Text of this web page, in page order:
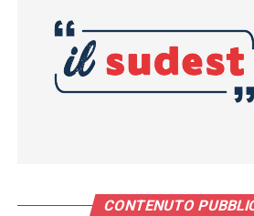
CONTENUTO